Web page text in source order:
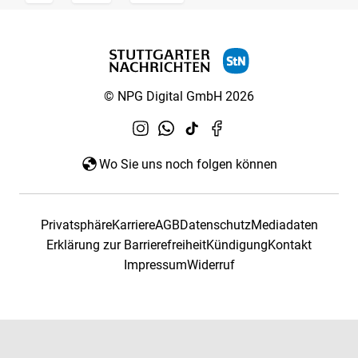
© NPG Digital GmbH 2026
Wo Sie uns noch folgen können
PrivatsphäreKarriereAGBDatenschutzMediadaten
Erklärung zur BarrierefreiheitKündigungKontakt
ImpressumWiderruf